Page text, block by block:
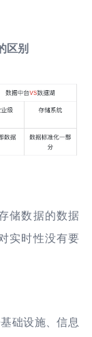
区别
储数据的数据
实时性没有要
础设施、信息